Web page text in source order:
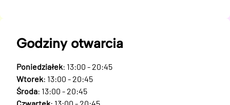
Godziny otwarcia
Poniedziałek: 13:00 - 20:45
Wtorek: 13:00 - 20:45
Środa: 13:00 - 20:45